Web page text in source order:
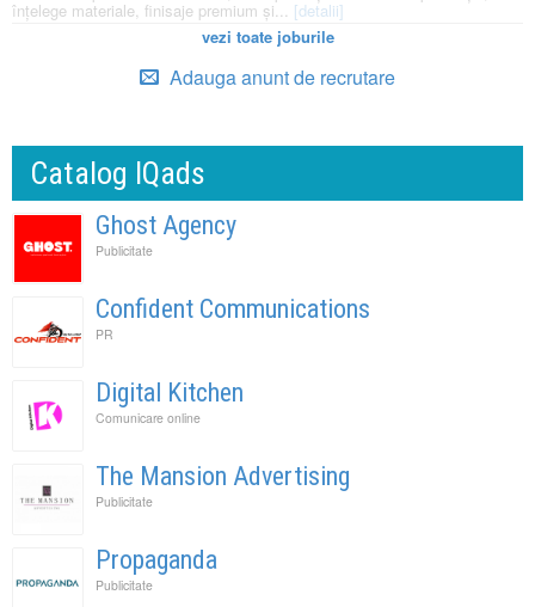
înțelege materiale, finisaje premium și... [detalii]
vezi toate joburile
Adauga anunt de recrutare
Catalog IQads
Ghost Agency
Publicitate
Confident Communications
PR
Digital Kitchen
Comunicare online
The Mansion Advertising
Publicitate
Propaganda
Publicitate